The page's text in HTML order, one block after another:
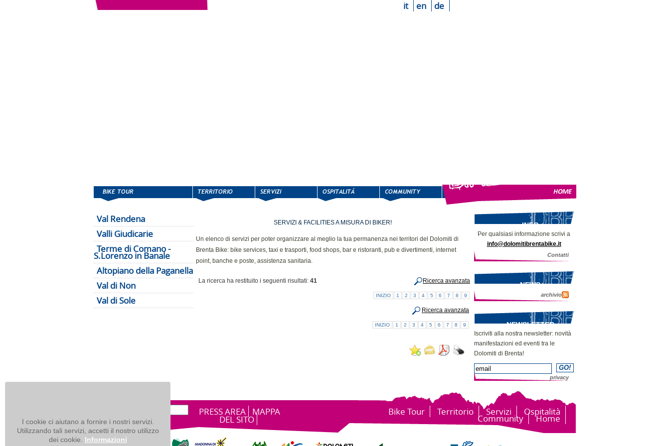
I cookie ci aiutano a fornire i nostri servizi.
Utilizzando tali servizi, accetti il nostro utilizzo
dei cookie. Informazioni
it en de
Val Rendena
Valli Giudicarie
Terme di Comano -
S.Lorenzo in Banale
Altopiano della Paganella
Val di Non
Val di Sole
SERVIZI & FACILITIES A MISURA DI BIKER!
Un elenco di servizi per poter organizzare al meglio la tua permanenza nei territori del Dolomiti di
Brenta Bike: bike services, taxi e trasporti, food shops, bar e ristoranti, pub e divertimenti, internet
point, banche e poste, assistenza sanitaria.
La ricerca ha restituito i seguenti risultati: 41 Ricerca avanzata
INIZIO 1 2 3 4 5 6 7 8 9
Ricerca avanzata
INIZIO 1 2 3 4 5 6 7 8 9
INFO
Per qualsiasi informazione scrivi a
info@dolomitibrentabike.it
Contatti
NEWS
archivio
NEWSLETTER
Iscriviti alla nostra newsletter: novità
manifestazioni ed eventi tra le
Dolomiti di Brenta!
privacy
PRESS AREA MAPPA
DEL SITO
Bike Tour Territorio Servizi Ospitalità
Community Home